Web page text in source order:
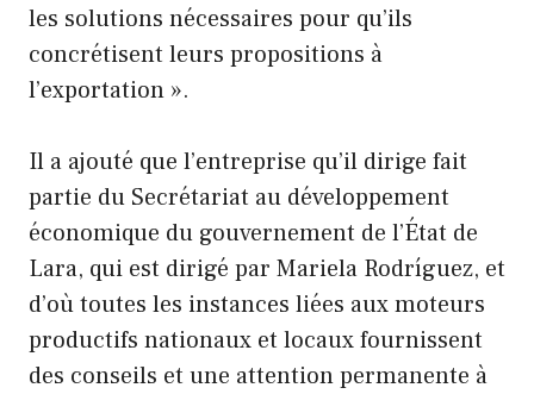
les solutions nécessaires pour qu’ils
concrétisent leurs propositions à
l’exportation ».
Il a ajouté que l’entreprise qu’il dirige fait
partie du Secrétariat au développement
économique du gouvernement de l’État de
Lara, qui est dirigé par Mariela Rodríguez, et
d’où toutes les instances liées aux moteurs
productifs nationaux et locaux fournissent
des conseils et une attention permanente à